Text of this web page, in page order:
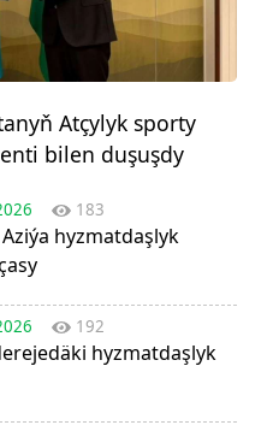
Atçylyk sporty
bilen duşuşdy
183
hyzmatdaşlyk
192
hyzmatdaşlyk